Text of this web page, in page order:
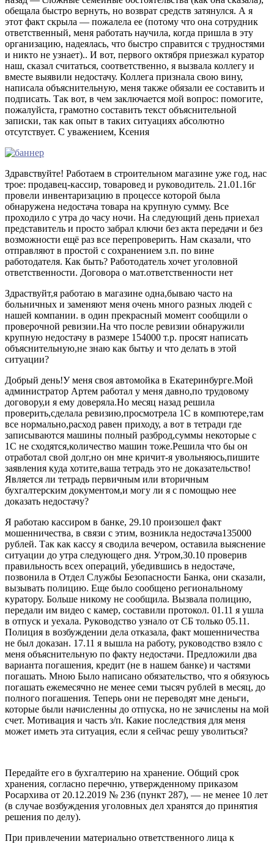
обещала быстро вернуть, но возврат средств затянулся. А я
этот факт скрыла — пожалела ее (потому что она сотрудник
ответственный, меня работать научила, когда пришла в эту
организацию, надеялась, что быстро справится с трудностями
и никто не узнает).. И вот, первого октября приезжал куратор
наш, сказал считаться, соответственно, я вызвала коллегу и
вместе выявили недостачу. Коллега признала свою вину,
написала объяснительную, меня также обязали ее составить и
подписать. Так вот, в чем заключается мой вопрос: помогите,
пожалуйста, грамотно составить текст объяснительной
записки, так как опыт в таких ситуациях абсолютно
отсутствует. С уважением, Ксения
Здравствуйте! Работаем в строительном магазине уже год, нас
трое: продавец-кассир, товаровед и руководитель. 21.01.16г
провели инвентаризацию в процессе которой была
обнаружена недостача товара на крупную сумму. Все
проходило с утра до часу ночи. На следующий день приехал
представитель и просто забрал ключи без акта передачи и без
возможности ещё раз все перепроверить. Нам сказали, что
отправляют в простой с сохранением з.п. по вине
работодателя. Как быть? Работодатель хочет уголовной
ответственности. Договора о мат.ответственности нет
Здраствуйт,я работаю в магазине одна,бываю часто на
больничных и заменяют меня очень много разных людей с
нашей компании. в один прекрасный момент сообщили о
проверочной ревизии.На что после ревизии обнаружили
крупную недостачу в размере 154000 т.р. просят написать
объяснительную,не знаю как бытьу и что делать в этой
ситуации?
Добрый день!У меня своя автомойка в Екатеринбурге.Мой
администратор Артем работал у меня давно,по трудовому
договору,и я ему доверяла.Но месяц назад решила
проверить,сделала ревизию,просмотрела 1С в компютере,там
все нормально,расход равен приходу, а вот в тетради где
записываются машины полный разброд,суммы некоторые с
1С не сходятся,количество машин тоже.Решила что бы он
отработал свой долг,но он мне кричит-я увольняюсь,пишите
заявления куда хотите,ваша тетрадь это не доказательство!
Является ли тетрадь первичным или вторичным
бухгалтерским документом,и могу ли я с помощью нее
доказать недостачу?
Я работаю кассиром в банке, 29.10 произошел факт
мошенничества, в связи с этим, возникла недостача135000
рублей. Так как кассу я сводила вечером, оставила выяснение
ситуации до утра следующего дня. Утром,30.10 проверив
правильность всех операций, убедившись в недостаче,
позвонила в Отдел Службы Безопасности Банка, они сказали,
вызывать полицию. Еще было сообщено региональному
куратору. Больше никому не сообщила. Вызвала полицию,
передали им видео с камер, составили протокол. 01.11 я ушла
в отпуск и уехала. Руководство узнало от СБ только 05.11.
Полиция в возбуждении дела отказала, факт мошенничества
не был доказан. 17.11 я вышла на работу, руководство взяло с
меня объяснительную по факту недостачи. Предложили два
варианта погашения, кредит (не в нашем банке) и частями
погашать. Мною Было написано обязательство, что я обязуюсь
погашать ежемесячно не менее семи тысяч рублей в месяц, до
полного погашения. Теперь они не переводят мне деньги,
которые были начисленны до отпуска, но не зачислены на мой
счет. Мотивация и часть з/п. Какие последствия для меня
может иметь эта ситуация, если я сейчас решу уволиться?
Передайте его в бухгалтерию на хранение. Общий срок
хранения, согласно перечню, утвержденному приказом
Росархива от 20.12.2019 № 236 (пункт 287), — не менее 10 лет
(в случае возбуждения уголовных дел хранятся до принятия
решения по делу).
При привлечении материально ответственного лица к